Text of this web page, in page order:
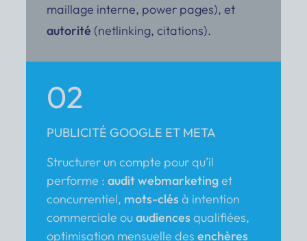
maillage interne, power pages), et
autorité (netlinking, citations).
02
PUBLICITÉ GOOGLE ET META
Structurer un compte pour qu’il
performe : audit webmarketinget
concurrentiel, mots-clésà intention
commerciale ouaudiencesqualifiées,
optimisation mensuelle des enchères